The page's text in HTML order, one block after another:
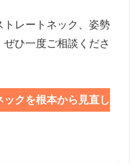
レートネック、姿勢
ひ一度ご相談くださ
クを根本から見直し